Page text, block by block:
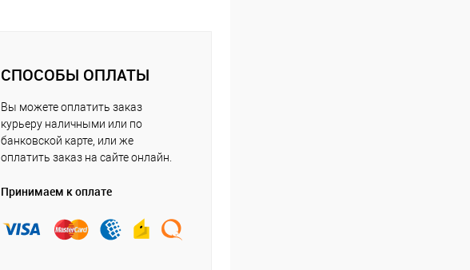
СПОСОБЫ ОПЛАТЫ
Вы можете оплатить заказ
курьеру наличными или по
банковской карте, или же
оплатить заказ на сайте онлайн.
Принимаем к оплате